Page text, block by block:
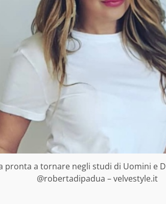
pronta a tornare negli studi di Uomini e
@robertadipadua – velvestyle.it